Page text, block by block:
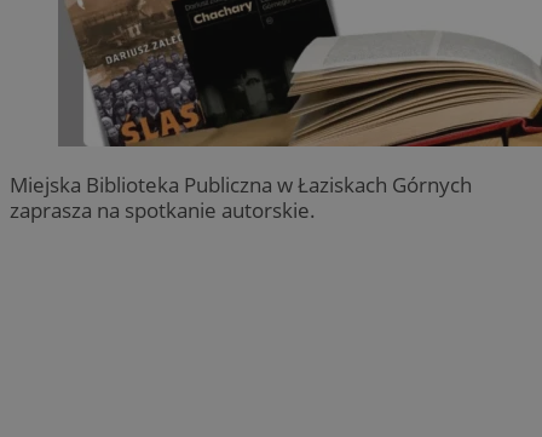
Miejska Biblioteka Publiczna w Łaziskach Górnych
zaprasza na spotkanie autorskie.